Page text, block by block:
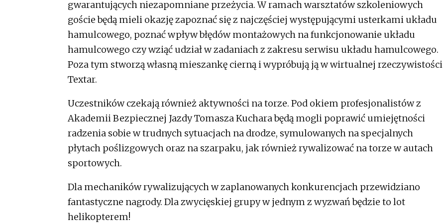
gwarantujących niezapomniane przeżycia. W ramach warsztatów szkoleniowych
goście będą mieli okazję zapoznać się z najczęściej występującymi usterkami układu
hamulcowego, poznać wpływ błędów montażowych na funkcjonowanie układu
hamulcowego czy wziąć udział w zadaniach z zakresu serwisu układu hamulcowego.
Poza tym stworzą własną mieszankę cierną i wypróbują ją w wirtualnej rzeczywistości
Textar.
Uczestników czekają również aktywności na torze. Pod okiem profesjonalistów z
Akademii Bezpiecznej Jazdy Tomasza Kuchara będą mogli poprawić umiejętności
radzenia sobie w trudnych sytuacjach na drodze, symulowanych na specjalnych
płytach poślizgowych oraz na szarpaku, jak również rywalizować na torze w autach
sportowych.
Dla mechaników rywalizujących w zaplanowanych konkurencjach przewidziano
fantastyczne nagrody. Dla zwycięskiej grupy w jednym z wyzwań będzie to lot
helikopterem!